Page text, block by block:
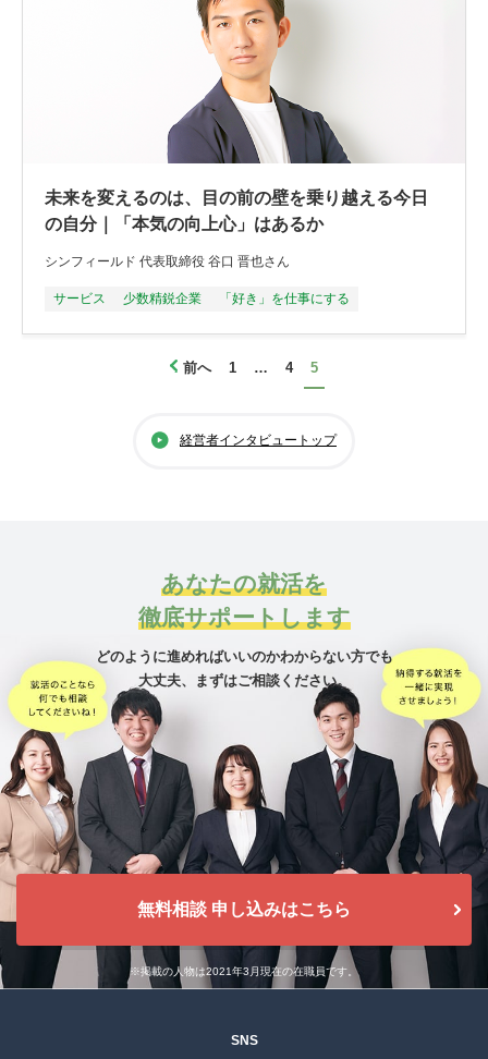
未来を変えるのは、目の前の壁を乗り越える今日
の自分｜「本気の向上心」はあるか
シンフィールド 代表取締役 谷口 晋也さん
サービス 少数精鋭企業 「好き」を仕事にする
前へ 1 … 4 5
経営者インタビュートップ
あなたの就活を
徹底サポートします
どのように進めればいいのかわからない方でも
大丈夫、
まずはご相談ください。
無料相談 申し込みはこちら
※掲載の人物は2021年3月現在の在職員です。
SNS